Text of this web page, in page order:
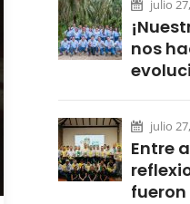
julio
nos
julio
Entre